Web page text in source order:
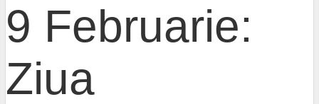
9 Februarie:
Ziua